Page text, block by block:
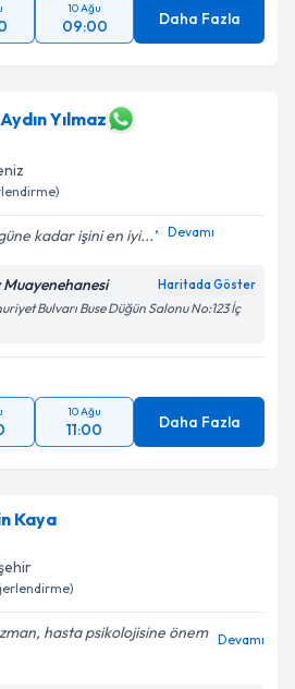
10 Ağu
09:00 Daha Fazla
Yılmaz
kadar işini en iyi... Devamı
Muayenehanesi Haritada Göster
Bulvarı Buse Düğün Salonu No:123 İç
10 Ağu
11:00 Daha Fazla
Kaya
hasta psikolojisine önem Devamı